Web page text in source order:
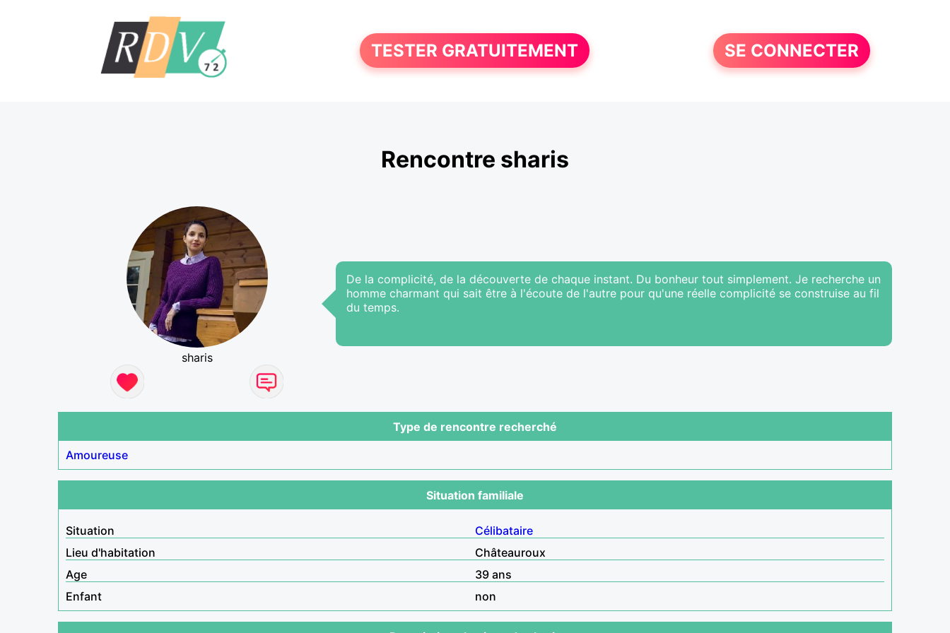
TESTER GRATUITEMENT SE CONNECTER
Rencontre sharis
sharis
De la complicité, de la découverte de chaque instant. Du bonheur tout simplement. Je recherche un
homme charmant qui sait être à l'écoute de l'autre pour qu'une réelle complicité se construise au fil
du temps.
Type de rencontre recherché
Amoureuse
Situation familiale
Situation
Célibataire
Lieu d'habitation
Châteauroux
Age
39 ans
Enfant
non